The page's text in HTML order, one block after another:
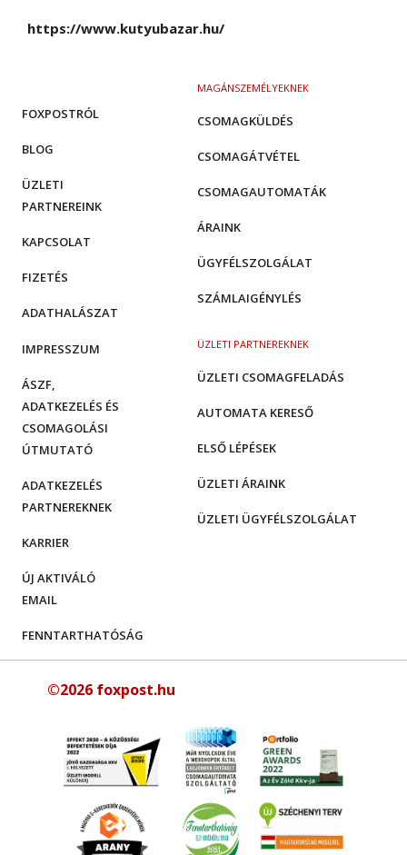
https://www.kutyubazar.hu/
MAGÁNSZEMÉLYEKNEK
CSOMAGKÜLDÉS
CSOMAGÁTVÉTEL
CSOMAGAUTOMATÁK
ÁRAINK
ÜGYFÉLSZOLGÁLAT
SZÁMLAIGÉNYLÉS
ÜZLETI PARTNEREKNEK
ÜZLETI CSOMAGFELADÁS
AUTOMATA KERESŐ
ELSŐ LÉPÉSEK
ÜZLETI ÁRAINK
ÜZLETI ÜGYFÉLSZOLGÁLAT
FOXPOSTRÓL
BLOG
ÜZLETI
PARTNEREINK
KAPCSOLAT
FIZETÉS
ADATHALÁSZAT
IMPRESSZUM
ÁSZF,
ADATKEZELÉS ÉS
CSOMAGOLÁSI
ÚTMUTATÓ
ADATKEZELÉS
PARTNEREKNEK
KARRIER
ÚJ AKTIVÁLÓ
EMAIL
FENNTARTHATÓSÁG
©2026 foxpost.hu